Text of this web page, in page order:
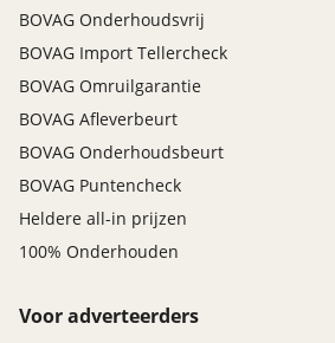
BOVAG Onderhoudsvrij
BOVAG Import Tellercheck
BOVAG Omruilgarantie
BOVAG Afleverbeurt
BOVAG Onderhoudsbeurt
BOVAG Puntencheck
Heldere all-in prijzen
100% Onderhouden
Voor adverteerders